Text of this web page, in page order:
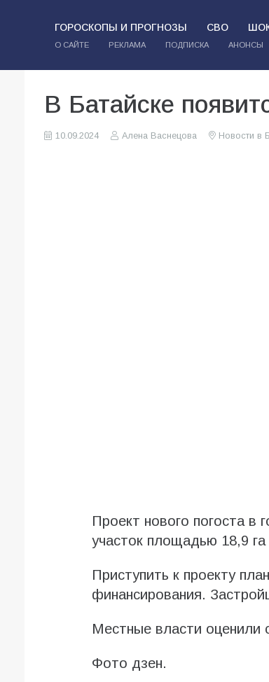
ГОРОСКОПЫ И ПРОГНОЗЫ СВО
О САЙТЕ РЕКЛАМА ПОДПИСКА АНОНСЫ
В Батайске
10.09.2024 Алена Васнецова Новости в
Проект нового погоста в
участок площадью 18,9
Приступить к проекту
финансирования.
Местные власти оценили
Фото дзен.